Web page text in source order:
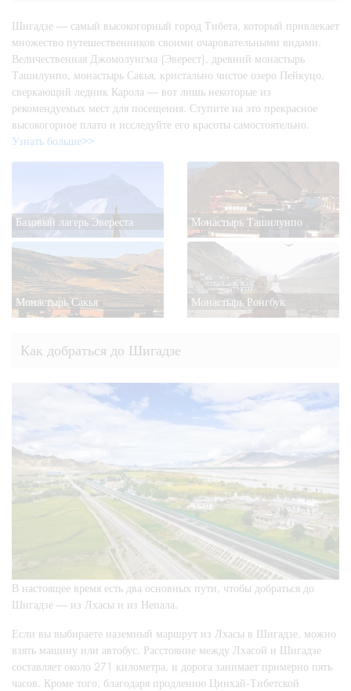
Шигадзе — самый высокогорный город Тибета, который привлекает
множество путешественников своими очаровательными видами.
Величественная Джомолунгма (Эверест), древний монастырь
Ташилунпо, монастырь Сакья, кристально чистое озеро Пейкуцо,
сверкающий ледник Карола — вот лишь некоторые из
рекомендуемых мест для посещения. Ступите на это прекрасное
высокогорное плато и исследуйте его красоты самостоятельно.
Узнать больше>>
Базовый лагерь Эвереста Монастырь Ташилунпо
Монастырь Сакья Монастырь Ронгбук
Как добраться до Шигадзе
В настоящее время есть два основных пути, чтобы добраться до
Шигадзе — из Лхасы и из Непала.
Если вы выбираете наземный маршрут из Лхасы в Шигадзе, можно
взять машину или автобус. Расстояние между Лхасой и Шигадзе
составляет около 271 километра, и дорога занимает примерно пять
часов. Кроме того, благодаря продлению Цинхай-Тибетской